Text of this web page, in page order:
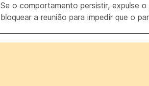
Se o comportamento persistir, expulse
bloquear a reunião para impedir que o